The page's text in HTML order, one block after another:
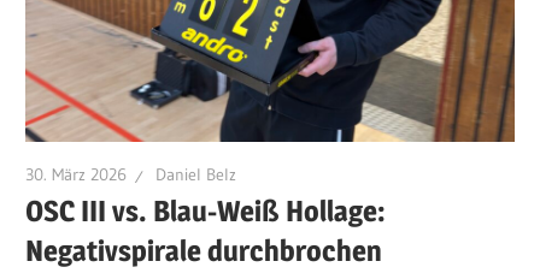
30. März 2026 Daniel Belz
OSC III vs. Blau-Weiß Hollage:
Negativspirale durchbrochen